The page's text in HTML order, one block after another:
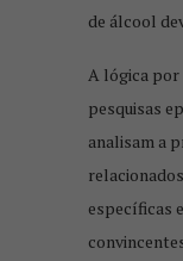
de álcool
A lógica por
pesquisas
analisam a
específicas